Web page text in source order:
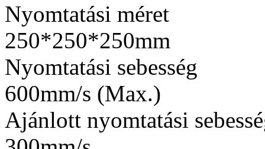
Nyomtatási méret
250*250*250mm
Nyomtatási sebesség
600mm/s (Max.)
Ajánlott nyomtatási